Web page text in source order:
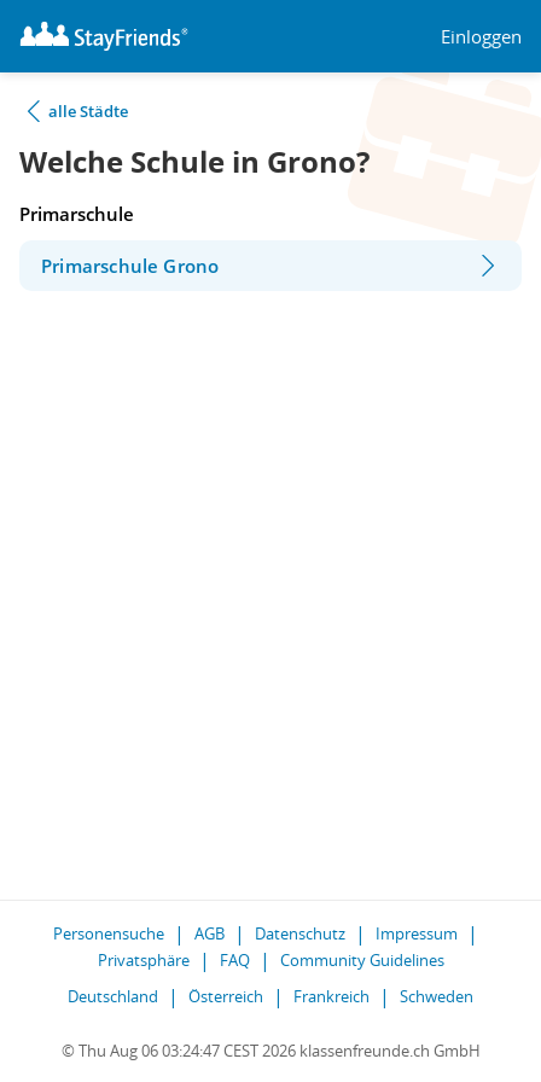
Einloggen
alle Städte
Welche Schule in Grono?
Primarschule
Primarschule Grono
Personensuche AGB Datenschutz
Impressum
Privatsphäre
FAQ
Community Guidelines
Deutschland
Österreich Frankreich Schweden
© Thu Aug 06 03:24:47 CEST 2026 klassenfreunde.ch GmbH